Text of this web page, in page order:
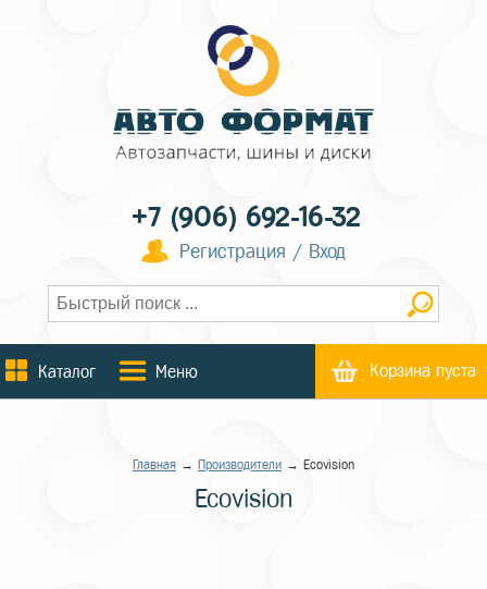
+7 (906) 692-16-32
Регистрация / Вход
Каталог Меню Корзина пуста
Главная → Производители → Ecovision
Ecovision